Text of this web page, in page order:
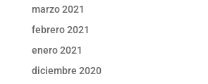
marzo 2021
febrero 2021
enero 2021
diciembre 2020